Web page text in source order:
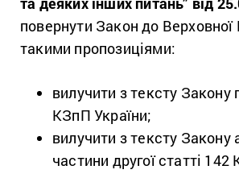
повернути Закон до Верховної
такими пропозиціями:
вилучити з тексту Закону
КЗпП України;
вилучити з тексту
частини другої статті